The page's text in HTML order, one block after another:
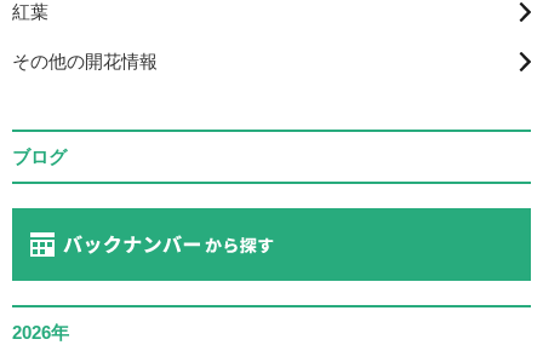
紅葉
その他の開花情報
ブログ
2026年